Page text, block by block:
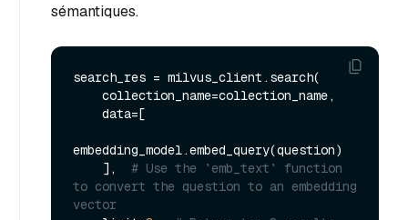
sémantiques.
search_res = milvus_client.search(
embedding_model.embed_query(question)
    ],
# Use the `emb_text` function
to convert the question to an embedding
vector